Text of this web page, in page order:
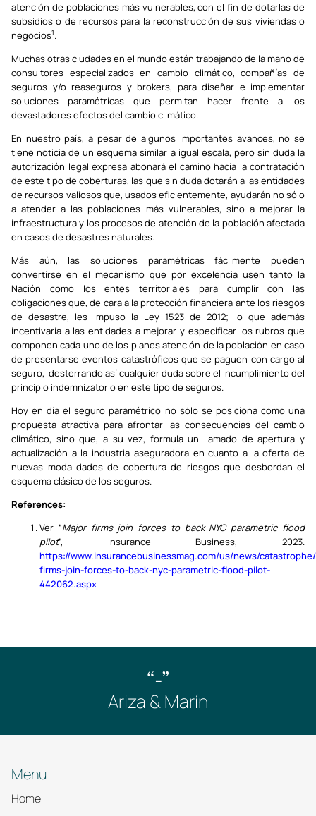
atención de poblaciones más vulnerables, con el fin de dotarlas de
subsidios o de recursos para la reconstrucción de sus viviendas o
negocios1.
Muchas otras ciudades en el mundo están trabajando de la mano de
consultores especializados en cambio climático, compañías de
seguros y/o reaseguros y brokers, para diseñar e implementar
soluciones paramétricas que permitan hacer frente a los
devastadores efectos del cambio climático.
En nuestro país, a pesar de algunos importantes avances, no se
tiene noticia de un esquema similar a igual escala, pero sin duda la
autorización legal expresa abonará el camino hacia la contratación
de este tipo de coberturas, las que sin duda dotarán a las entidades
de recursos valiosos que, usados eficientemente, ayudarán no sólo
a atender a las poblaciones más vulnerables, sino a mejorar la
infraestructura y los procesos de atención de la población afectada
en casos de desastres naturales.
Más aún, las soluciones paramétricas fácilmente pueden
convertirse en el mecanismo que por excelencia usen tanto la
Nación como los entes territoriales para cumplir con las
obligaciones que, de cara a la protección financiera ante los riesgos
de desastre, les impuso la Ley 1523 de 2012; lo que además
incentivaría a las entidades a mejorar y especificar los rubros que
componen cada uno de los planes atención de la población en caso
de presentarse eventos catastróficos que se paguen con cargo al
seguro, desterrando así cualquier duda sobre el incumplimiento del
principio indemnizatorio en este tipo de seguros.
Hoy en día el seguro paramétrico no sólo se posiciona como una
propuesta atractiva para afrontar las consecuencias del cambio
climático, sino que, a su vez, formula un llamado de apertura y
actualización a la industria aseguradora en cuanto a la oferta de
nuevas modalidades de cobertura de riesgos que desbordan el
esquema clásico de los seguros.
References:
Ver “Major firms join forces to back NYC parametric flood
pilot”, Insurance Business, 2023.
https://www.insurancebusinessmag.com/us/news/
firms-join-forces-to-back-nyc-parametric-flood-pilot-
442062.aspx
“-”
Ariza & Marín
Menu
Home